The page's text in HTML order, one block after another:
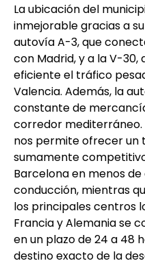
La ubicación del
inmejorable gracias a
autovía A-3, que
con Madrid, y a la V-
eficiente el tráfico
Valencia. Además, la
constante de
corredor mediterráneo.
nos permite ofrecer un
sumamente
Barcelona en menos
conducción, mientras
los principales centros
Francia y Alemania se
en un plazo de 24 a 48
destino exacto de la